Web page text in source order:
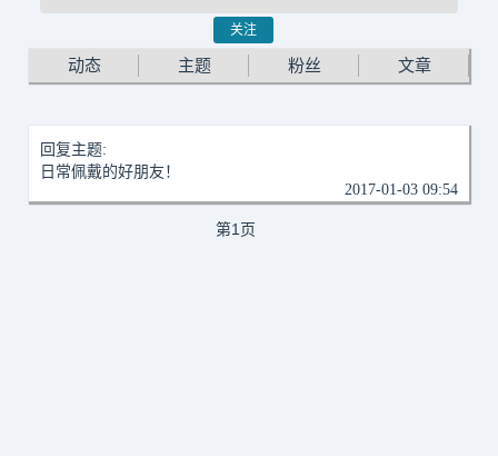
关注
动态 主题 粉丝 文章
回复主题:
日常佩戴的好朋友！
2017-01-03 09:54
第1页